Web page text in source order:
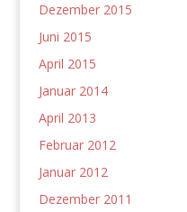
Dezember 2015
Juni 2015
April 2015
Januar 2014
April 2013
Februar 2012
Januar 2012
Dezember 2011